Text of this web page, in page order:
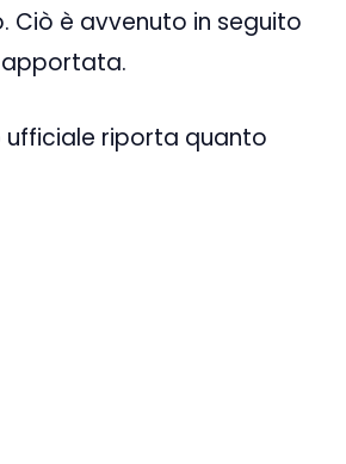
Ciò è avvenuto in seguito
ufficiale riporta quanto